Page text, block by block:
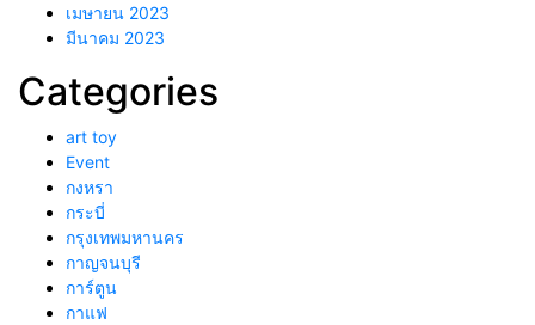
เมษายน 2023
มีนาคม 2023
Categories
art toy
Event
กงหรา
กระบี่
กรุงเทพมหานคร
กาญจนบุรี
การ์ตูน
กาแฟ